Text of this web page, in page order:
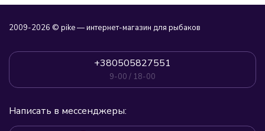
2009-2026 © pike — интернет-магазин для рыбаков
+380505827551
9-00 / 18-00
Написать в мессенджеры: